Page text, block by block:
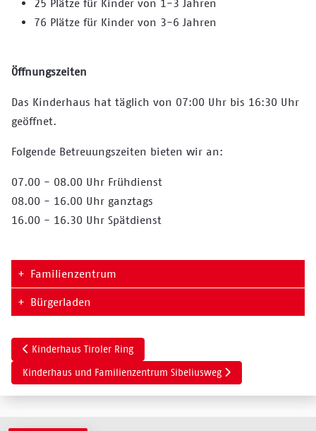
25 Plätze für Kinder von 1-3 Jahren
76 Plätze für Kinder von 3-6 Jahren
Öffnungszeiten
Das Kinderhaus hat täglich von 07:00 Uhr bis 16:30 Uhr
geöffnet.
Folgende Betreuungszeiten bieten wir an:
07.00 - 08.00 Uhr Frühdienst
08.00 - 16.00 Uhr ganztags
16.00 - 16.30 Uhr Spätdienst
+ Familienzentrum
+ Bürgerladen
Vorheriger Beitrag: Kinderhaus Tiroler Ring
Kinderhaus Tiroler Ring
Nächster Beitrag: Kinderhaus und Familienzentrum Sibeliusweg
Kinderhaus und Familienzentrum Sibeliusweg